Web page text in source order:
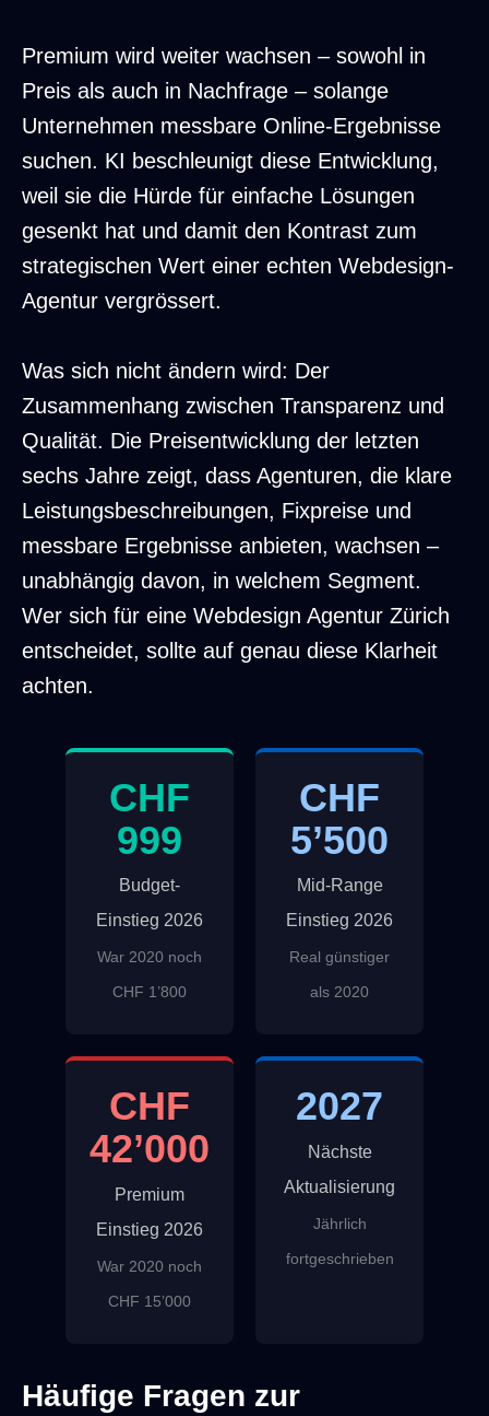
Premium wird weiter wachsen – sowohl in
Preis als auch in Nachfrage – solange
Unternehmen messbare Online-Ergebnisse
suchen. KI beschleunigt diese Entwicklung,
weil sie die Hürde für einfache Lösungen
gesenkt hat und damit den Kontrast zum
strategischen Wert einer echten Webdesign-
Agentur vergrössert.
Was sich nicht ändern wird: Der
Zusammenhang zwischen Transparenz und
Qualität. Die Preisentwicklung der letzten
sechs Jahre zeigt, dass Agenturen, die klare
Leistungsbeschreibungen, Fixpreise und
messbare Ergebnisse anbieten, wachsen –
unabhängig davon, in welchem Segment.
Wer sich für eine Webdesign Agentur Zürich
entscheidet, sollte auf genau diese Klarheit
achten.
CHF
999
Budget-
Einstieg 2026
War 2020 noch
CHF 1’800
CHF
5’500
Mid-Range
Einstieg 2026
Real günstiger
als 2020
CHF
42’000
Premium
Einstieg 2026
War 2020 noch
CHF 15’000
2027
Nächste
Aktualisierung
Jährlich
fortgeschrieben
Häufige Fragen zur